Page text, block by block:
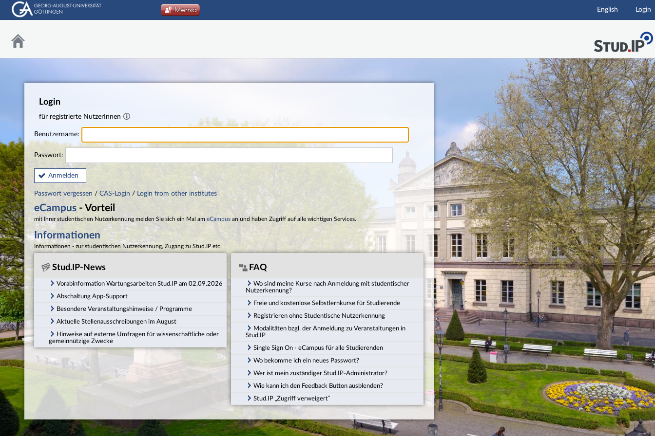
Hauptnavigation
English Login
Login
für registrierte NutzerInnen
Benutzername:
Passwort:
Anmelden
Passwort vergessen / CAS-Login / Login from other institutes
eCampus - Vorteil
mit Ihrer studentischen Nutzerkennung melden Sie sich ein Mal am eCampus an und haben Zugriff auf alle wichtigen Services.
Informationen
Informationen - zur studentischen Nutzerkennung, Zugang zu Stud.IP etc.
Stud.IP-News
Vorabinformation Wartungsarbeiten Stud.IP am 02.09.2026
Abschaltung App-Support
Besondere Veranstaltungshinweise / Programme
Aktuelle Stellenausschreibungen im August
Hinweise auf externe Umfragen für wissenschaftliche oder
gemeinnützige Zwecke
FAQ
Wo sind meine Kurse nach Anmeldung mit studentischer
Nutzerkennung?
Freie und kostenlose Selbstlernkurse für Studierende
Registrieren ohne Studentische Nutzerkennung
Modalitäten bzgl. der Anmeldung zu Veranstaltungen in
Stud.IP
Single Sign On - eCampus für alle Studierenden
Wo bekomme ich ein neues Passwort?
Wer ist mein zuständiger Stud.IP-Administrator?
Wie kann ich den Feedback Button ausblenden?
Stud.IP „Zugriff verweigert“